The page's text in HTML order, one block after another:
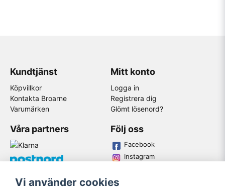
Kundtjänst
Köpvillkor
Kontakta Broarne
Varumärken
Mitt konto
Logga in
Registrera dig
Glömt lösenord?
Våra partners Följ oss
Facebook
Instagram
Vi använder cookies